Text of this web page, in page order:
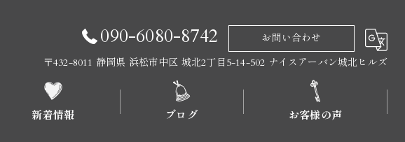
090-6080-8742
お問い合わせ
〒432-8011 静岡県 浜松市中区 城北2丁目5-14-502 ナイスアーバン城北ヒルズ
新着情報 ブログ お客様の声